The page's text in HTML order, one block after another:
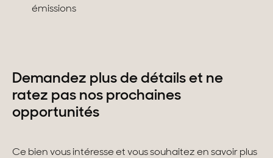
émissions
Demandez plus de détails et ne
ratez pas nos prochaines
opportunités
Ce bien vous intéresse et vous souhaitez en savoir plus